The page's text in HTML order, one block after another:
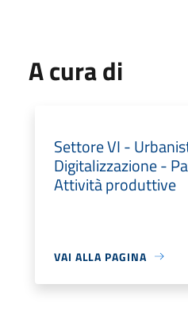
A cura di
Settore VI -
Digitalizzazione -
Attività produttive
VAI ALLA PAGINA